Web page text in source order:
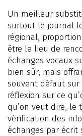
Un meilleur
surtout le journal
régional,
être le lieu de
échanges vocaux
bien sûr, mais
souvent défaut sur
réflexion sur ce
qu’on veut dire, le
vérification des
échanges par